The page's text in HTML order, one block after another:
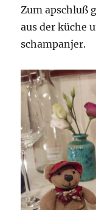
Zum apschluß
aus der küche
schampanjer.